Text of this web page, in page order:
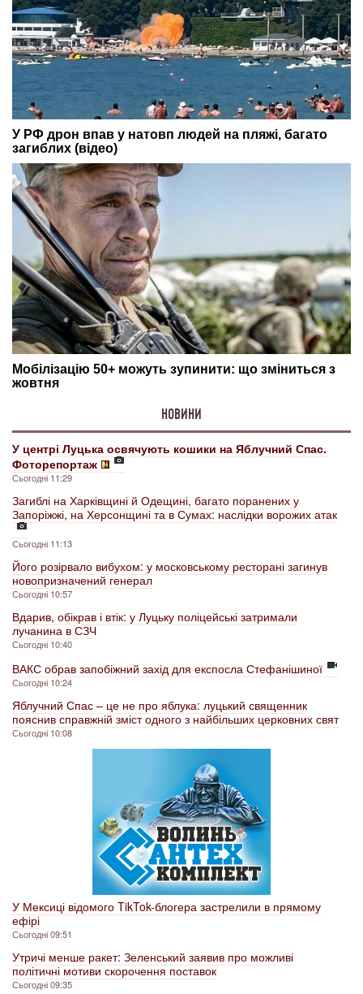
НОВИНИ
У центрі Луцька освячують кошики на Яблучний Спас.
Фоторепортаж
Сьогодні 11:29
Загиблі на Харківщині й Одещині, багато поранених у
Запоріжжі, на Херсонщині та в Сумах: наслідки ворожих атак
Сьогодні 11:13
Його розірвало вибухом: у московському ресторані загинув
новопризначений генерал
Сьогодні 10:57
Вдарив, обікрав і втік: у Луцьку поліцейські затримали
лучанина в СЗЧ
Сьогодні 10:40
ВАКС обрав запобіжний захід для експосла Стефанішиної
Сьогодні 10:24
Яблучний Спас – це не про яблука: луцький священник
пояснив справжній зміст одного з найбільших церковних свят
Сьогодні 10:08
У Мексиці відомого TikTok-блогера застрелили в прямому
ефірі
Сьогодні 09:51
Утричі менше ракет: Зеленський заявив про можливі
політичні мотиви скорочення поставок
Сьогодні 09:35